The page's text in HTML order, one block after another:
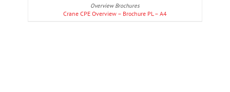
Crane CPE Overview – Brochure PL – A4